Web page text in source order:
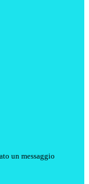
un messaggio